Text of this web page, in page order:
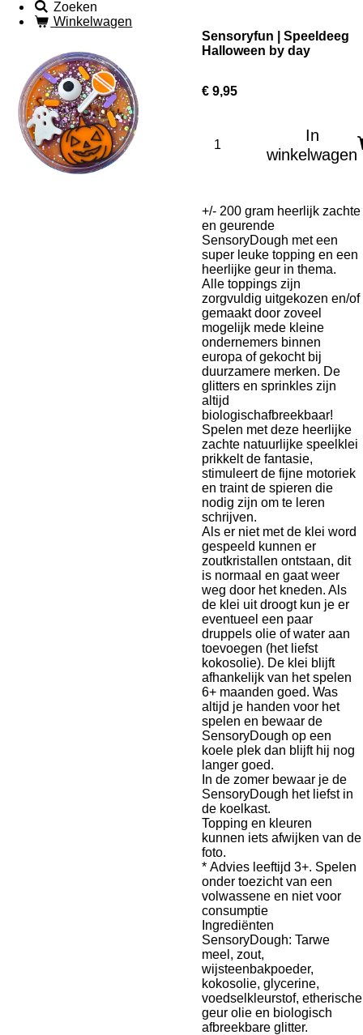
Zoeken
Winkelwagen
Sensoryfun | Speeldeeg
Halloween by day
€ 9,95
In
winkelwagen
+/- 200 gram heerlijk zachte
en geurende
SensoryDough met een
super leuke topping en een
heerlijke geur in thema.
Alle toppings zijn
zorgvuldig uitgekozen en/of
gemaakt door zoveel
mogelijk mede kleine
ondernemers binnen
europa of gekocht bij
duurzamere merken. De
glitters en sprinkles zijn
altijd
biologischafbreekbaar!
Spelen met deze heerlijke
zachte natuurlijke speelklei
prikkelt de fantasie,
stimuleert de fijne motoriek
en traint de spieren die
nodig zijn om te leren
schrijven.
Als er niet met de klei word
gespeeld kunnen er
zoutkristallen ontstaan, dit
is normaal en gaat weer
weg door het kneden. Als
de klei uit droogt kun je er
eventueel een paar
druppels olie of water aan
toevoegen (het liefst
kokosolie). De klei blijft
afhankelijk van het spelen
6+ maanden goed. Was
altijd je handen voor het
spelen en bewaar de
SensoryDough op een
koele plek dan blijft hij nog
langer goed.
In de zomer bewaar je de
SensoryDough het liefst in
de koelkast.
Topping en kleuren
kunnen iets afwijken van de
foto.
* Advies leeftijd 3+. Spelen
onder toezicht van een
volwassene en niet voor
consumptie
Ingrediënten
SensoryDough: Tarwe
meel, zout,
wijsteenbakpoeder,
kokosolie, glycerine,
voedselkleurstof, etherische
geur olie en biologisch
afbreekbare glitter.